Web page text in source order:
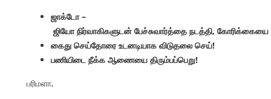
ஜாக்டோ–
ஜியோ நிர்வாகிகளுடன் பேச்சுவார்த்தை நடத்தி, கோரிக்கையை
கைது செய்தோரை உடனடியாக விடுதலை செய்!
பணியிடை நீக்க ஆணையை திரும்பப்பெறு!
பரிமளா,